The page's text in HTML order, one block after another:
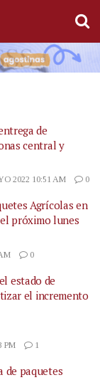
de
central y
2022 10:51 AM 0
Agrícolas en
próximo lunes
0
estado de
el incremento
PM
1
de paquetes